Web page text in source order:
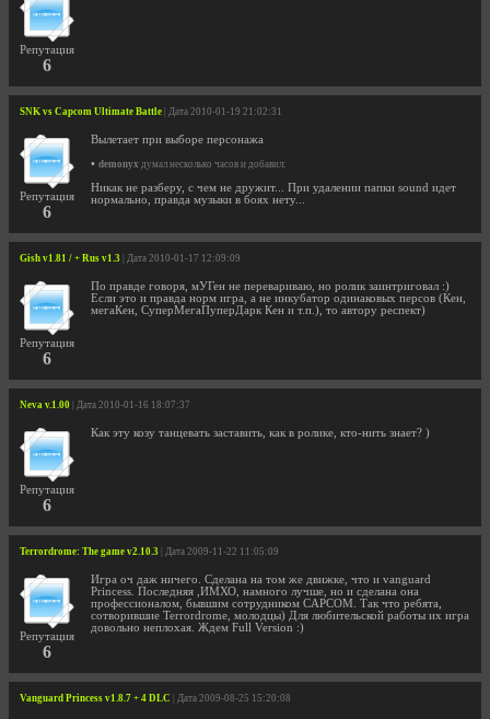
Репутация
6
SNK vs Capcom Ultimate Battle | Дата 2010-01-19 21:02:31
Репутация
6
Вылетает при выборе персонажа
• demonyx думал несколько часов и добавил:
Никак не разберу, с чем не дружит... При удалении папки sound идет
нормально, правда музыки в боях нету...
Gish v1.81 / + Rus v1.3 | Дата 2010-01-17 12:09:09
Репутация
6
По правде говоря, мУГен не перевариваю, но ролик заинтриговал :)
Если это и правда норм игра, а не инкубатор одинаковых персов (Кен,
мегаКен, СуперМегаПуперДарк Кен и т.п.), то автору респект)
Neva v.1.00 | Дата 2010-01-16 18:07:37
Репутация
6
Как эту козу танцевать заставить, как в ролике, кто-нить знает? )
Terrordrome: The game v2.10.3 | Дата 2009-11-22 11:05:09
Репутация
6
Игра оч даж ничего. Сделана на том же движке, что и vanguard
Princess. Последняя ,ИМХО, намного лучше, но и сделана она
профессионалом, бывшим сотрудником CAPCOM. Так что ребята,
сотворившие Terrordrome, молодцы) Для любительской работы их игра
довольно неплохая. Ждем Full Version :)
Vanguard Princess v1.8.7 + 4 DLC | Дата 2009-08-25 15:20:08